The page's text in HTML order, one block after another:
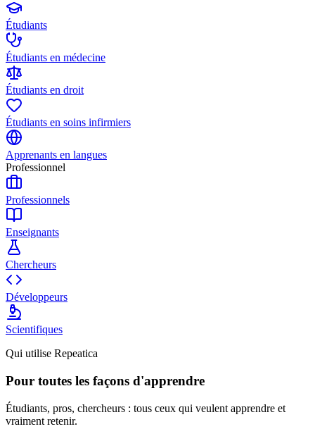
Étudiants
Étudiants en médecine
Étudiants en droit
Étudiants en soins infirmiers
Apprenants en langues
Professionnel
Professionnels
Enseignants
Chercheurs
Développeurs
Scientifiques
Qui utilise Repeatica
Pour toutes les façons d'apprendre
Étudiants, pros, chercheurs : tous ceux qui veulent apprendre et
vraiment retenir.